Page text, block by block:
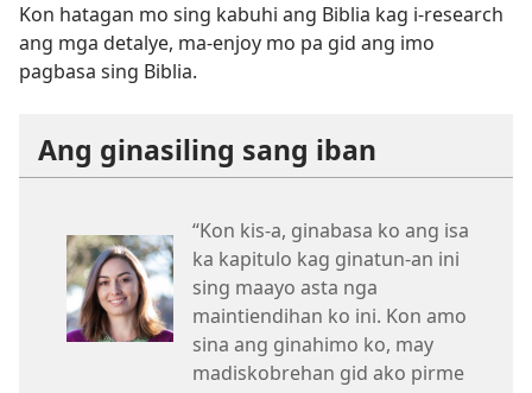
Kon hatagan mo sing kabuhi ang Biblia kag i-research
ang mga detalye, ma-enjoy mo pa gid ang imo
pagbasa sing Biblia.
Ang ginasiling sang iban
“Kon kis-a, ginabasa ko ang isa
ka kapitulo kag ginatun-an ini
sing maayo asta nga
maintiendihan ko ini. Kon amo
sina ang ginahimo ko, may
madiskobrehan gid ako pirme